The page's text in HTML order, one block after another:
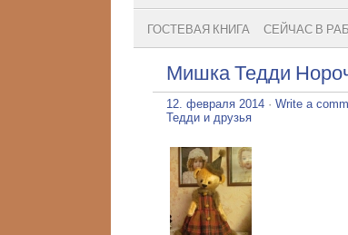
ГОСТЕВАЯ КНИГА СЕЙЧАС В
Мишка Тедди
12. февраля 2014 · Write a
Тедди и друзья